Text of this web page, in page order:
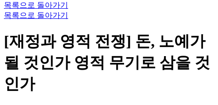
목록으로 돌아가기
목록으로 돌아가기
[재정과 영적 전쟁] 돈, 노예가
될 것인가 영적 무기로 삼을 것
인가